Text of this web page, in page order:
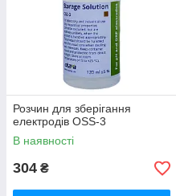
Розчин для зберігання
електродів OSS-3
В наявності
304 ₴